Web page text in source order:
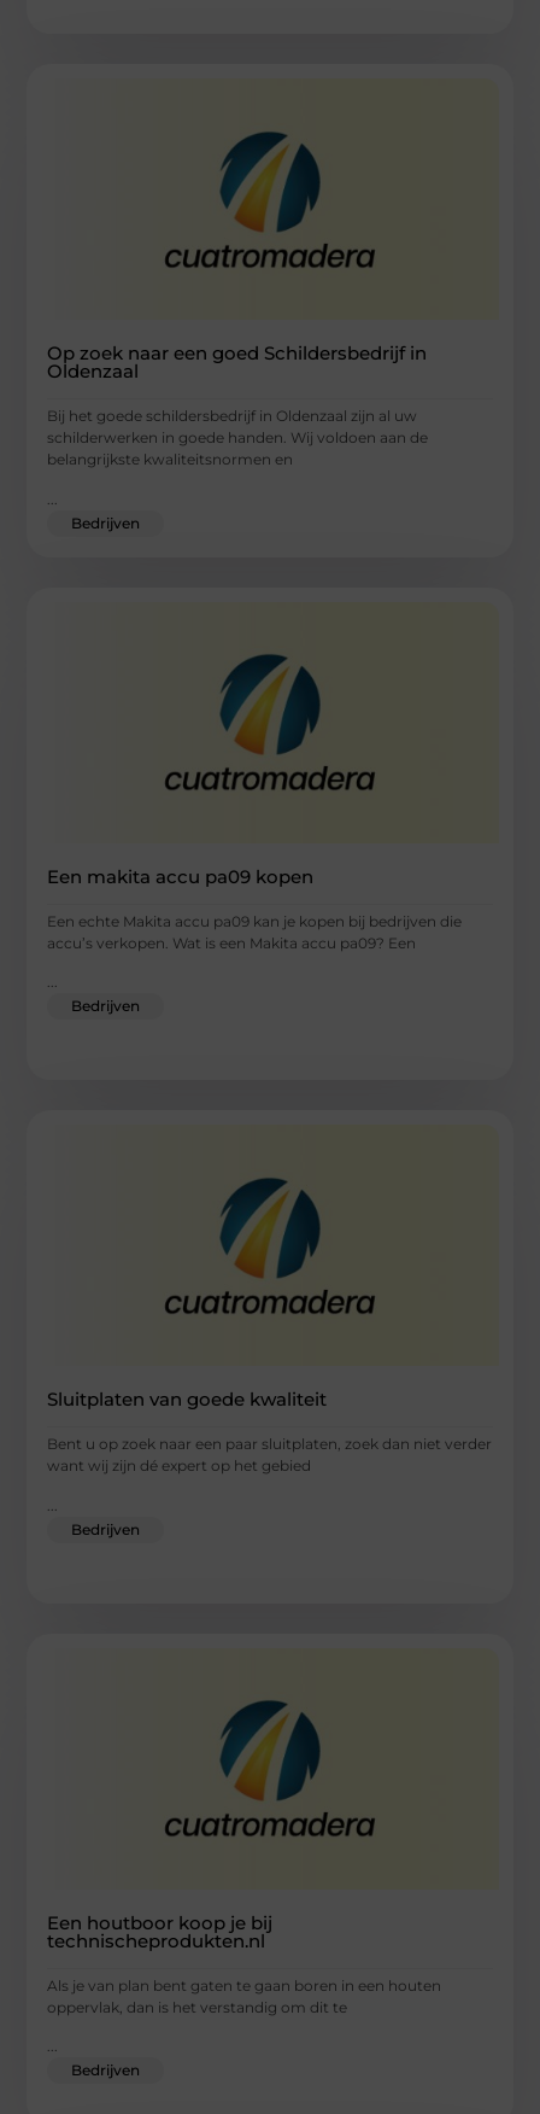
Op zoek naar een goed Schildersbedrijf in
Oldenzaal
Bij het goede schildersbedrijf in Oldenzaal zijn al uw
schilderwerken in goede handen. Wij voldoen aan de
belangrijkste kwaliteitsnormen en
Bedrijven
Een makita accu pa09 kopen
Een echte Makita accu pa09 kan je kopen bij bedrijven die
accu’s verkopen. Wat is een Makita accu pa09? Een
...
Bedrijven
Sluitplaten van goede kwaliteit
Bent u op zoek naar een paar sluitplaten, zoek dan niet verder
want wij zijn dé expert op het gebied
Bedrijven
Een houtboor koop je bij
technischeprodukten.nl
Als je van plan bent gaten te gaan boren in een houten
oppervlak, dan is het verstandig om dit te
...
Bedrijven